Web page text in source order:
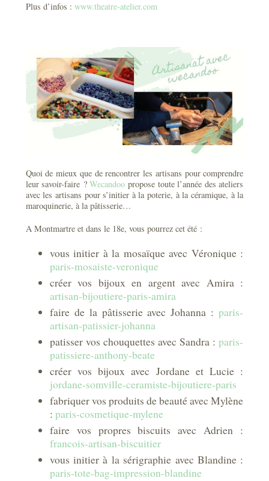
Plus d’infos : www.theatre-atelier.com
Quoi de mieux que de rencontrer les artisans pour comprendre
leur savoir-faire ?Wecandoo propose toute l’année des ateliers
avec les artisans pour s’initier à la poterie, à la céramique, à la
maroquinerie, à la pâtisserie…
A Montmartre et dans le 18e, vous pourrez cet été :
vous initier à la mosaïque avec Véronique :
paris-mosaiste-veronique
créer vos bijoux en argent avec Amira :
artisan-bijoutiere-paris-amira
faire de la pâtisserie avec Johanna :paris-
artisan-patissier-johanna
patisser vos chouquettes avec Sandra :paris-
patissiere-anthony-beate
créer vos bijoux avec Jordane et Lucie :
jordane-somville-ceramiste-bijoutiere-paris
fabriquer vos produits de beauté avec Mylène
: paris-cosmetique-mylene
faire vos propres biscuits avec Adrien :
francois-artisan-biscuitier
vous initier à la sérigraphie avec Blandine :
paris-tote-bag-impression-blandine